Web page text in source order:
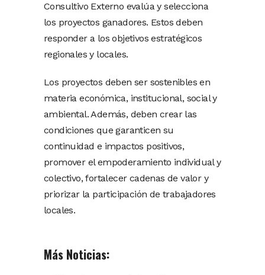
Consultivo Externo evalúa y selecciona
los proyectos ganadores. Estos deben
responder a los objetivos estratégicos
regionales y locales.
Los proyectos deben ser sostenibles en
materia económica, institucional, social y
ambiental. Además, deben crear las
condiciones que garanticen su
continuidad e impactos positivos,
promover el empoderamiento individual y
colectivo, fortalecer cadenas de valor y
priorizar la participación de trabajadores
locales.
Más Noticias: